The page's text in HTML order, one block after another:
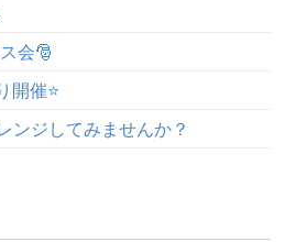
会🎅
開催⭐️
ンジしてみませんか？